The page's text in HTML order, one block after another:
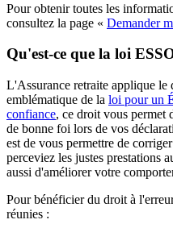
Pour obtenir toutes les
consultez la page « Demander
Qu'est-ce que la loi
L'Assurance retraite applique le
emblématique de la loi pour un
confiance, ce droit vous permet
de bonne foi lors de vos
est de vous permettre de
perceviez les justes prestations
aussi d'améliorer votre
Pour bénéficier du droit à
réunies :